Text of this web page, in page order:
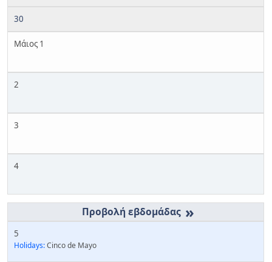
30
Μάιος 1
2
3
4
»
5
Holidays:Cinco de Mayo